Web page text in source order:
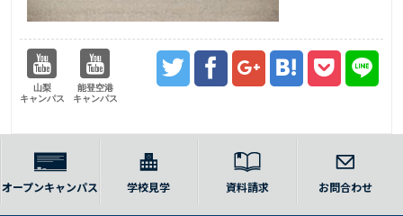
山梨
キャンパス
能登空港
キャンパス
オープンキャンパス 学校見学 資料請求 お問合わせ